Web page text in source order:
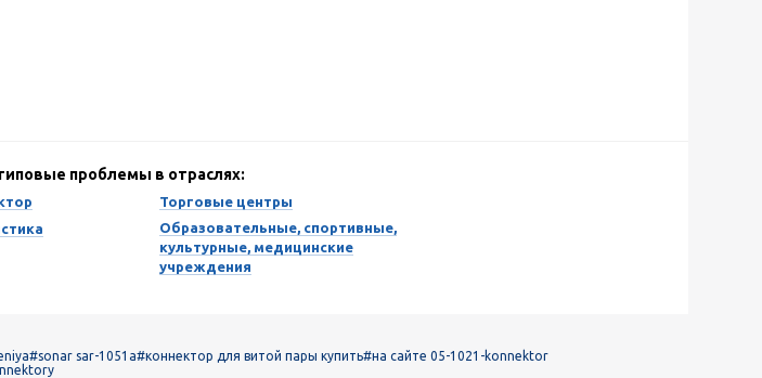
проблемы в отраслях:
Торговые центры
Образовательные, спортивные,
культурные, медицинские
учреждения
#sonar sar-1051a#коннектор для витой пары купить#на сайте 05-1021-konnektor